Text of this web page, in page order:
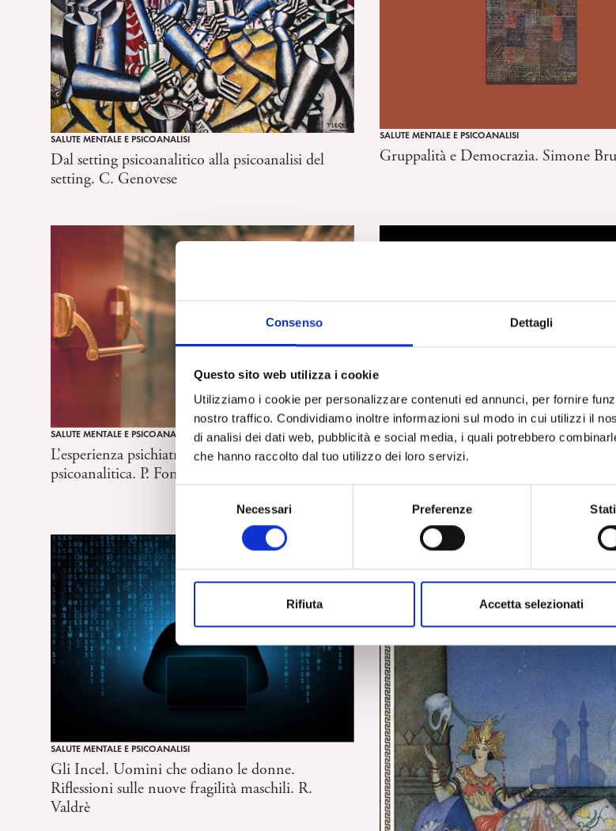
Consenso Dettagli
Questo sito web utilizza i cookie
Utilizziamo i cookie per personalizzare contenuti ed annunci, per fornire
nostro traffico. Condividiamo inoltre informazioni sul modo in cui utilizzi il
di analisi dei dati web, pubblicità e social media, i quali potrebbero
che hanno raccolto dal tuo utilizzo dei loro servizi.
z
n
e
o
s
e
Necessari Preferenze
Rifiuta Accetta selezionati
SALUTE MENTALE E PSICOANALISI
Dal setting psicoanalitico alla psicoanalisi del
setting. C. Genovese
SALUTE MENTALE E PSICOANALISI
Gruppalità e Democrazia. Simone
SALUTE MENTALE E PSICOANALISI
L’esperienza psichiatrica di Trieste: una lettura
psicoanalitica. P. Fonda
SALUTE MENTALE E PSICOANALISI
Sul pensiero clinico: incontro tra
salute mentale. G. Saraò
SALUTE MENTALE E PSICOANALISI
Gli Incel. Uomini che odiano le donne.
Riflessioni sulle nuove fragilità maschili. R.
Valdrè